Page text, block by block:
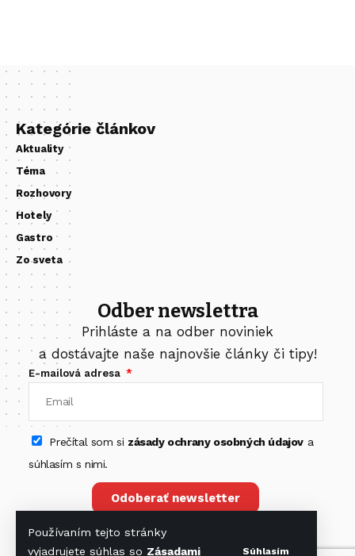
Používaním tejto stránky
vyjadrujete súhlas so Zásadami Súhlasím
Kategórie článkov
Aktuality
Téma
Rozhovory
Hotely
Gastro
Zo sveta
Odber newslettra
Prihláste a na odber noviniek
a dostávajte naše najnovšie články či tipy!
E-mailová adresa
Prečítal som si zásady ochrany osobných údajova
súhlasím s nimi.
Odoberať newsletter